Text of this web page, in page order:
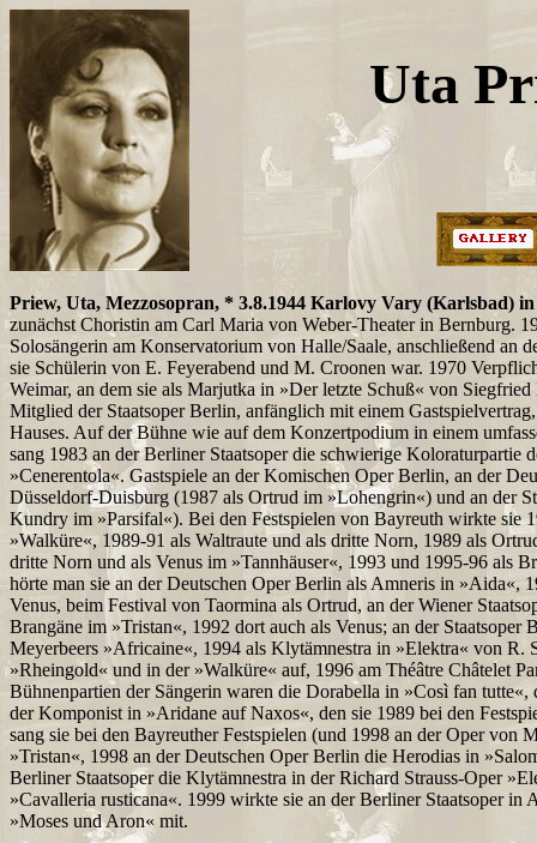
Uta
Priew, Uta, Mezzosopran, * 3.8.1944 Karlovy Vary (Karlsbad)
zunächst Choristin am Carl Maria von Weber-Theater in Bernburg.
Solosängerin am Konservatorium von Halle/Saale, anschließend an
sie Schülerin von E. Feyerabend und M. Croonen war. 1970
Weimar, an dem sie als Marjutka in »Der letzte Schuß« von
Mitglied der Staatsoper Berlin, anfänglich mit einem
Hauses. Auf der Bühne wie auf dem Konzertpodium in einem
sang 1983 an der Berliner Staatsoper die schwierige Koloraturpartie
»Cenerentola«. Gastspiele an der Komischen Oper Berlin, an der
Düsseldorf-Duisburg (1987 als Ortrud im »Lohengrin«) und an der
Kundry im »Parsifal«). Bei den Festspielen von Bayreuth wirkte sie
»Walküre«, 1989-91 als Waltraute und als dritte Norn, 1989 als
dritte Norn und als Venus im »Tannhäuser«, 1993 und 1995-96 als
hörte man sie an der Deutschen Oper Berlin als Amneris in »Aida«,
Venus, beim Festival von Taormina als Ortrud, an der Wiener
Brangäne im »Tristan«, 1992 dort auch als Venus; an der Staatsoper
Meyerbeers »Africaine«, 1994 als Klytämnestra in »Elektra« von R.
»Rheingold« und in der »Walküre« auf, 1996 am Théâtre Châtelet
Bühnenpartien der Sängerin waren die Dorabella in »Così fan
der Komponist in »Aridane auf Naxos«, den sie 1989 bei den
sang sie bei den Bayreuther Festspielen (und 1998 an der Oper von
»Tristan«, 1998 an der Deutschen Oper Berlin die Herodias in
Berliner Staatsoper die Klytämnestra in der Richard Strauss-Oper
»Cavalleria rusticana«. 1999 wirkte sie an der Berliner Staatsoper in
»Moses und Aron« mit.